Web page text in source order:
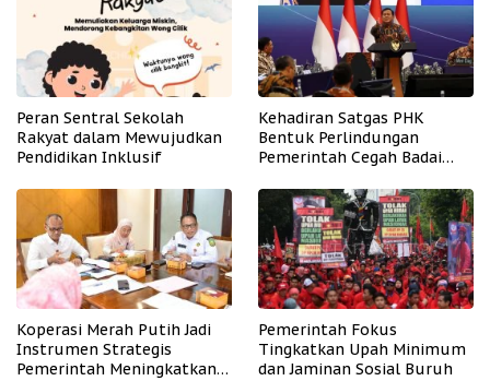
Peran Sentral Sekolah
Rakyat dalam Mewujudkan
Pendidikan Inklusif
Kehadiran Satgas PHK
Bentuk Perlindungan
Pemerintah Cegah Badai
Koperasi Merah Putih Jadi
Instrumen Strategis
Pemerintah Meningkatkan
Pemerintah Fokus
Tingkatkan Upah Minimum
dan Jaminan Sosial Buruh